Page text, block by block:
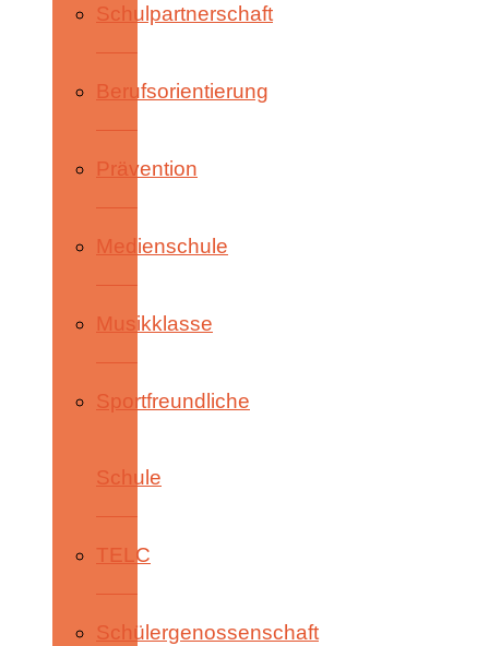
Schulpartnerschaft
Berufsorientierung
Prävention
Medienschule
Musikklasse
Sportfreundliche
Schule
TELC
Schülergenossenschaft